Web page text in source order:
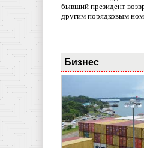
бывший президент
другим порядковым
Бизнес